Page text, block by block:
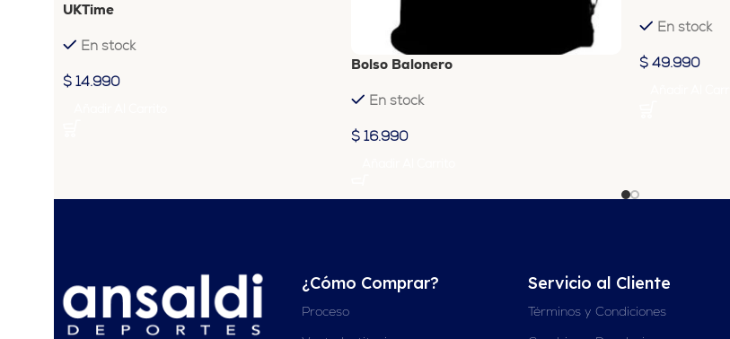
UKTime
En stock
$ 14.990
Bolso Balonero
En stock
$ 16.990
En stock
$ 49.990
¿Cómo Comprar?
Proceso
Servicio al Cliente
Términos y Condiciones